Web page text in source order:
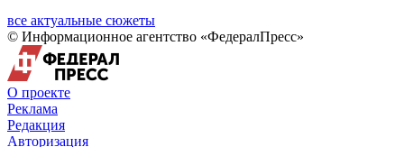
все актуальные сюжеты
© Информационное агентство «ФедералПресс»
О проекте
Реклама
Редакция
Авторизация